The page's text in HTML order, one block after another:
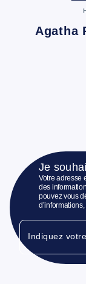
Agatha
Je
Votre adresse
des
pouvez vous
d’informations,
Indiquez